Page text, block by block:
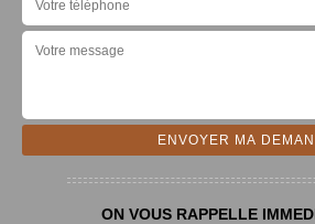
ON VOUS RAPPELLE